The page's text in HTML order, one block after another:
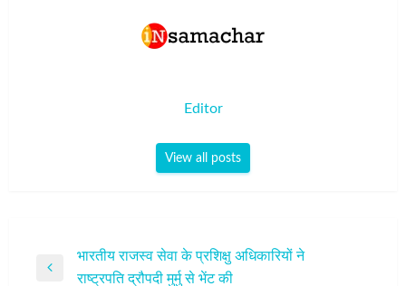
Editor
View all posts
Previous
भारतीय राजस्व सेवा के प्रशिक्षु अधिकारियों ने
राष्ट्रपति द्रौपदी मुर्मु से भेंट की